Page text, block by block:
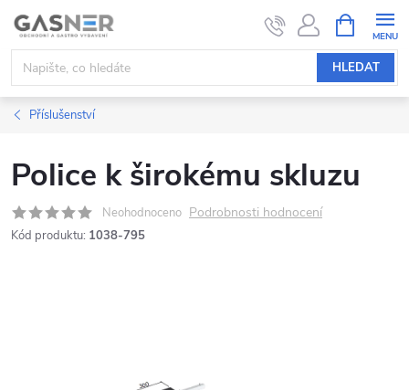
Přejít
obsah
HLEDAT
NÁKUPNÍ
KOŠÍK
Příslušenství
Police k širokému skluzu
Neohodnoceno Podrobnosti hodnocení
Kód produktu: 1038-795